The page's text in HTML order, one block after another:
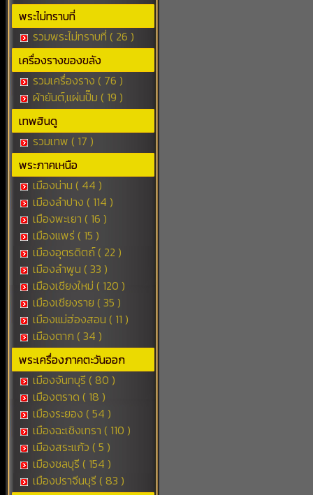
พระไม่ทราบที่
รวมพระไม่ทราบที่ ( 26 )
เครื่องรางของขลัง
รวมเครื่องราง ( 76 )
ผ้ายันต์,แผ่นปั๊ม ( 19 )
เทพฮินดู
รวมเทพ ( 17 )
พระภาคเหนือ
เมืองน่าน ( 44 )
เมืองลำปาง ( 114 )
เมืองพะเยา ( 16 )
เมืองแพร่ ( 15 )
เมืองอุตรดิตถ์ ( 22 )
เมืองลำพูน ( 33 )
เมืองเชียงใหม่ ( 120 )
เมืองเชียงราย ( 35 )
เมืองแม่ฮ่องสอน ( 11 )
เมืองตาก ( 34 )
พระเครื่องภาคตะวันออก
เมืองจันทบุรี ( 80 )
เมืองตราด ( 18 )
เมืองระยอง ( 54 )
เมืองฉะเชิงเทรา ( 110 )
เมืองสระแก้ว ( 5 )
เมืองชลบุรี ( 154 )
เมืองปราจีนบุรี ( 83 )